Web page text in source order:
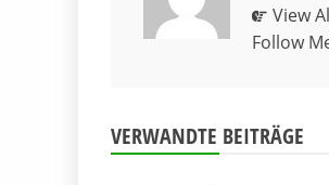
View
Follow
VERWANDTE BEITRÄGE